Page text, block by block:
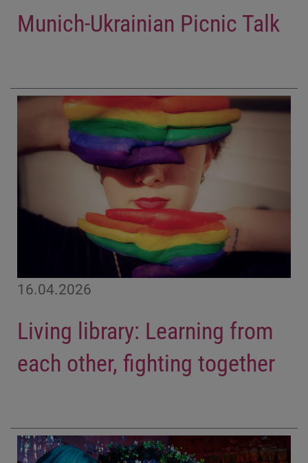
Munich-Ukrainian Picnic Talk
16.04.2026
Living library: Learning from
each other, fighting together